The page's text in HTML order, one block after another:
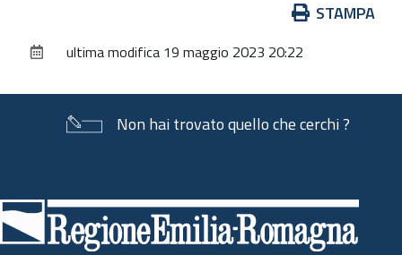
documento
STAMPA
ultima modifica 19 maggio 2023 20:22
Non hai trovato quello che cerchi ?
di
pagina